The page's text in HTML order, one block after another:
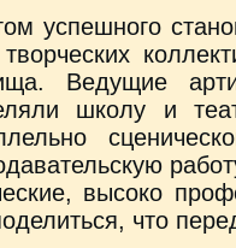
успешного
Ведущие
школу и
высоко
что